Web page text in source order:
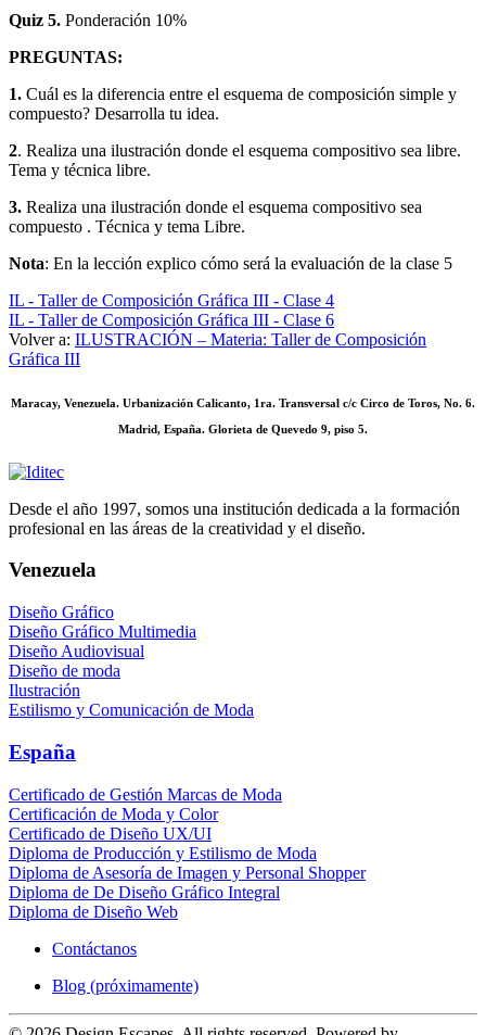
Quiz 5. Ponderación 10%
PREGUNTAS:
1. Cuál es la diferencia entre el esquema de composición simple y
compuesto? Desarrolla tu idea.
2. Realiza una ilustración donde el esquema compositivo sea libre.
Tema y técnica libre.
3. Realiza una ilustración donde el esquema compositivo sea
compuesto . Técnica y tema Libre.
Nota: En la lección explico cómo será la evaluación de la clase 5
IL - Taller de Composición Gráfica III - Clase 4
IL - Taller de Composición Gráfica III - Clase 6
Volver a: ILUSTRACIÓN – Materia: Taller de Composición
Gráfica III
Maracay, Venezuela. Urbanización Calicanto, 1ra. Transversal c/c Circo de Toros, No. 6.
Madrid, España. Glorieta de Quevedo 9, piso 5.
Desde el año 1997, somos una institución dedicada a la formación
profesional en las áreas de la creatividad y el diseño.
Venezuela
Diseño Gráfico
Diseño Gráfico Multimedia
Diseño Audiovisual
Diseño de moda
Ilustración
Estilismo y Comunicación de Moda
España
Certificado de Gestión Marcas de Moda
Certificación de Moda y Color
Certificado de Diseño UX/UI
Diploma de Producción y Estilismo de Moda
Diploma de Asesoría de Imagen y Personal Shopper
Diploma de De Diseño Gráfico Integral
Diploma de Diseño Web
Contáctanos
Blog (próximamente)